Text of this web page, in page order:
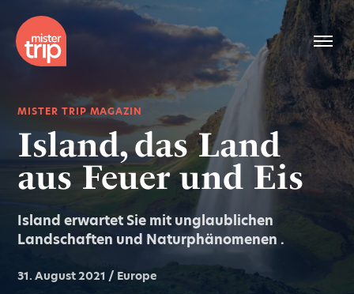
MISTER TRIP MAGAZIN
Island, das Land
aus Feuer und Eis
Island erwartet Sie mit unglaublichen
Landschaften und Naturphänomenen .
31. August 2021 / Europe